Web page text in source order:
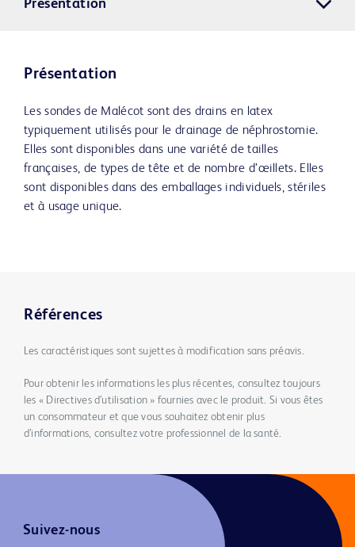
Présentation
Présentation
Les sondes de Malécot sont des drains en latex
typiquement utilisés pour le drainage de néphrostomie.
Elles sont disponibles dans une variété de tailles
françaises, de types de tête et de nombre d’œillets. Elles
sont disponibles dans des emballages individuels, stériles
et à usage unique.
Références
Les caractéristiques sont sujettes à modification sans préavis.
Pour obtenir les informations les plus récentes, consultez toujours
les « Directives d’utilisation » fournies avec le produit. Si vous êtes
un consommateur et que vous souhaitez obtenir plus
d’informations, consultez votre professionnel de la santé.
Suivez-nous